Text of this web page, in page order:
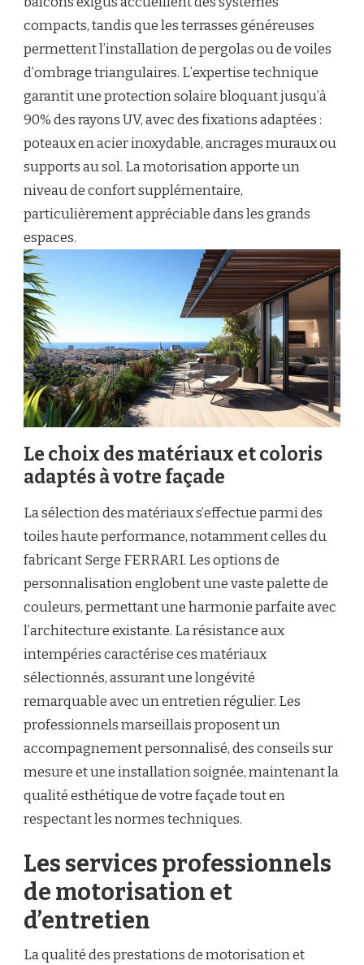
compacts, tandis que les terrasses généreuses
permettent l’installation de pergolas ou de voiles
d’ombrage triangulaires. L’expertise technique
garantit une protection solaire bloquant jusqu’à
90% des rayons UV, avec des fixations adaptées :
poteaux en acier inoxydable, ancrages muraux ou
supports au sol. La motorisation apporte un
niveau de confort supplémentaire,
particulièrement appréciable dans les grands
espaces.
Le choix des matériaux et coloris
adaptés à votre façade
La sélection des matériaux s’effectue parmi des
toiles haute performance, notamment celles du
fabricant Serge FERRARI. Les options de
personnalisation englobent une vaste palette de
couleurs, permettant une harmonie parfaite avec
l’architecture existante. La résistance aux
intempéries caractérise ces matériaux
sélectionnés, assurant une longévité
remarquable avec un entretien régulier. Les
professionnels marseillais proposent un
accompagnement personnalisé, des conseils sur
mesure et une installation soignée, maintenant la
qualité esthétique de votre façade tout en
respectant les normes techniques.
Les services professionnels
de motorisation et
d’entretien
La qualité des prestations de motorisation et